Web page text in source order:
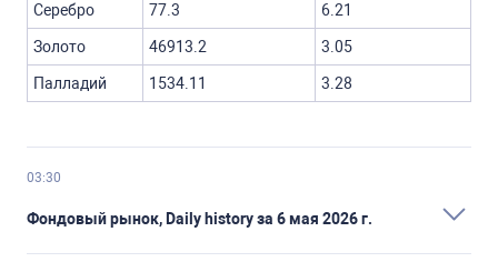
Серебро
77.3 6.21
Золото 46913.2 3.05
Палладий 1534.11 3.28
03:30
Фондовый рынок, Daily history за 6 мая 2026 г.